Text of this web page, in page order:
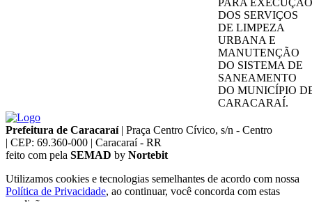
PARA EXECUÇÃO
DOS SERVIÇOS
DE LIMPEZA
URBANA E
MANUTENÇÃO
DO SISTEMA DE
SANEAMENTO
DO MUNICÍPIO
CARACARAÍ.
Prefeitura de Caracaraí | Praça Centro Cívico, s/n - Centro
| CEP: 69.360-000 | Caracaraí - RR
feito com pela SEMAD by Nortebit
Utilizamos cookies e tecnologias semelhantes de acordo com nossa
Política de Privacidade, ao continuar, você concorda com estas